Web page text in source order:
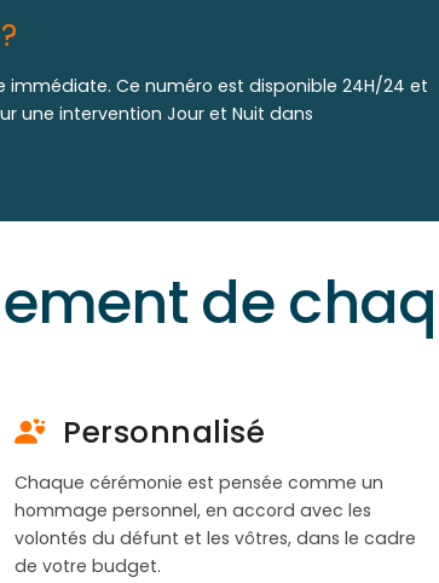
Ce numéro est disponible 24H/24 et
une intervention Jour et Nuit dans
de
Personnalisé
Chaque cérémonie est pensée comme un
hommage personnel, en accord avec les
volontés du défunt et les vôtres, dans le cadre
de votre budget.